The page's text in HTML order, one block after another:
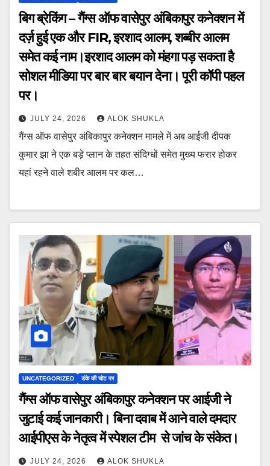
बिग ब्रेकिंग – गैंग्स ऑफ वासेपुर अंबिकापुर कनेक्शन में
दर्ज़ हुई एक और FIR, इरशाद आलम, शब्बीर आलम
समेत कई नाम।इरशाद आलम को मंहगा पड़ सकता है
सोशल मीडिया पर बार बार बयान देना। पूरी कॉपी पहल
पर।
JULY 24, 2026 ALOK SHUKLA
गैंग्स ऑफ वासेपुर अंबिकापुर कनेक्शन मामले में अब आईजी दीपक
कुमार झा ने एक बड़े प्लान के तहत संदिग्धों समेत मुख्य फरार होकर
यहां रहने वाले शबीर आलम पर कल…
UNCATEGORIZED डंके की चोट पर
गैंग्स ऑफ वासेपुर अंबिकापुर कनेक्शन पर आईजी ने
जुटाई कई जानकारी। बिना दवाब में आने वाले दमदार
आईपीएस के नेतृत्व में स्पेशल टीम से जांच के संकेत।
JULY 24, 2026 ALOK SHUKLA